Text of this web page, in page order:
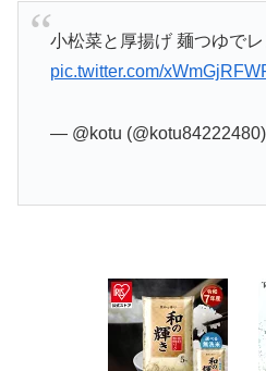
小松菜と厚揚げ 麺つゆで
pic.twitter.com/
— @kotu (@kotu84222480)